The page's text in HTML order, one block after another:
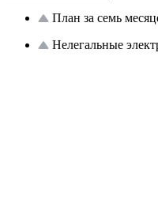
План за семь
Нелегальные